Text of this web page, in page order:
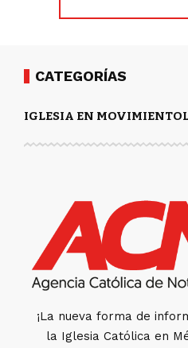
CATEGORÍAS
IGLESIA EN MOVIMIENTO
¡La nueva forma de
la Iglesia Católica en